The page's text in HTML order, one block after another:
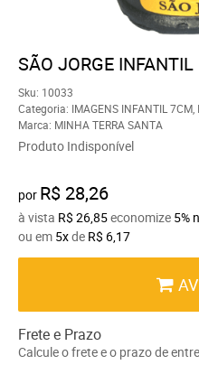
SÃO JORGE
Sku: 10033
Categoria: IMAGENS INFANTIL 7CM
Marca: MINHA TERRA SANTA
Produto Indisponível
por R$ 28,26
à vista R$ 26,85economize 5%
ou em 5xde R$ 6,17
Frete e Prazo
Calcule o frete e o prazo de